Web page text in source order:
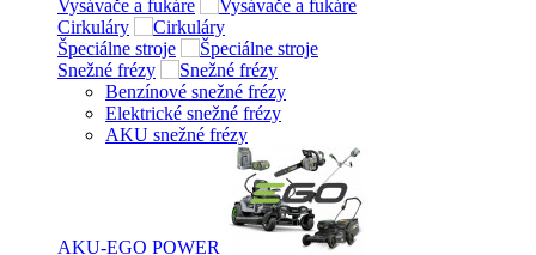
Vysávače a fukáre
Cirkuláry
Špeciálne stroje
Snežné frézy
Benzínové snežné frézy
Elektrické snežné frézy
AKU snežné frézy
AKU-EGO POWER